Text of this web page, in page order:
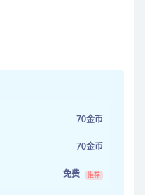
70金币
70金币
免费 推荐